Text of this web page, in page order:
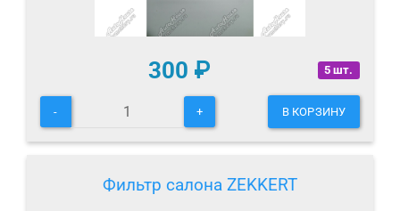
5 шт.
300 ₽
- + В КОРЗИНУ
Фильтр салона ZEKKERT